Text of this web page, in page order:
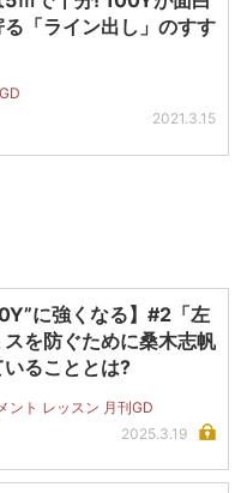
「ライン出し」のすす
2021.3.15
に強くなる】#2「左
を防ぐために桑木志帆
ることとは?
ント レッスン 月刊GD
2025.3.19